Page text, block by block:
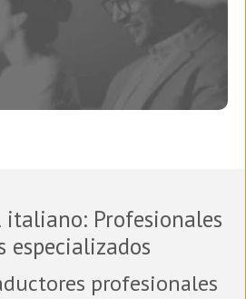
italiano: Profesionales
especializados
profesionales